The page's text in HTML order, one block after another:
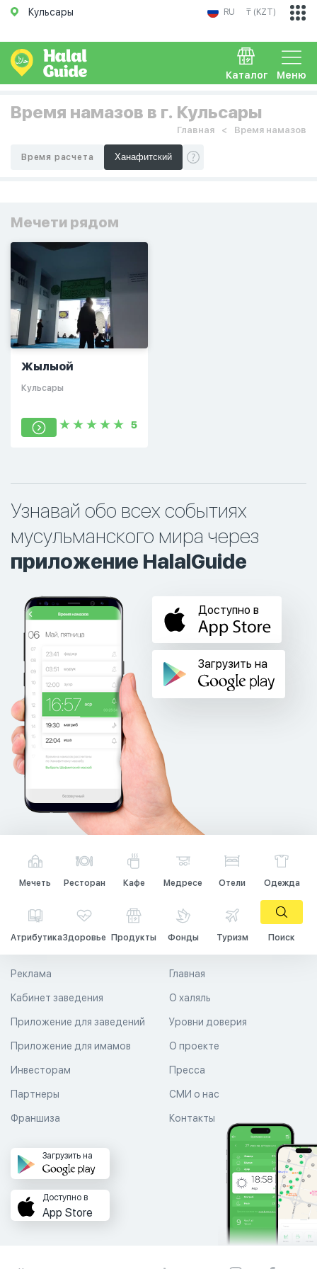
Кульсары RU ₸ (KZT)
Меню
Каталог
Время намазов в г. Кульсары
Главная Время намазов
Время расчета
Мечети рядом
Жылыой
Кульсары
5
Узнавай обо всех событиях
мусульманского мира через
приложение HalalGuide
Доступно в
Загрузить на
Мечеть Ресторан Кафе Медресе Отели Одежда
АтрибутикаЗдоровье Продукты Фонды Туризм Поиск
Главная
О халяль
Уровни доверия
Реклама
Кабинет заведения
Приложение для заведений
Приложение для имамов О проекте
Пресса
СМИ о нас
Контакты
Инвесторам
Партнеры
Франшиза
Загрузить на
Доступно в
App Store